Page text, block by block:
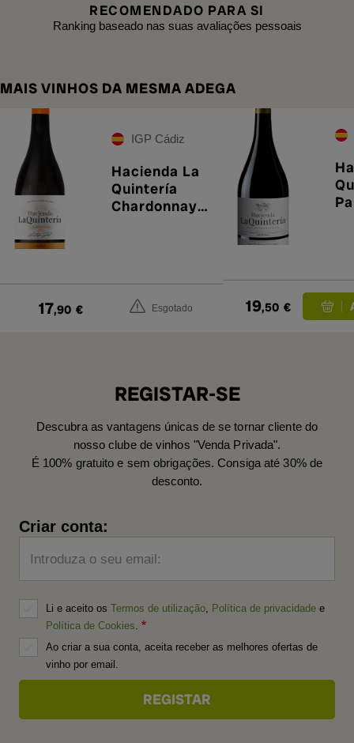
RECOMENDADO PARA SI
Ranking baseado nas suas avaliações pessoais
MAIS VINHOS DA MESMA ADEGA
IGP Cádiz
Hacienda La
Quintería
Chardonnay
17,90 € Esgotado 19,50 €
REGISTAR-SE
Descubra as vantagens únicas de se tornar cliente do
nosso clube de vinhos "Venda Privada".
É 100% gratuito e sem obrigações. Consiga até 30% de
desconto.
Criar conta:
Introduza o seu email:
Li e aceito os Termos de utilização Política de privacidade e
Política de Cookies
Ao criar a sua conta, aceita receber as melhores ofertas de
vinho por email.